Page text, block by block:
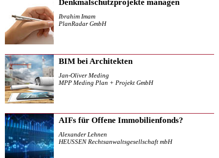
Denkmalschutzprojekte managen
Ibrahim Imam
PlanRadar GmbH
BIM bei Architekten
Jan-Oliver Meding
MPP Meding Plan + Projekt GmbH
AIFs für Offene Immobilienfonds?
Alexander Lehnen
HEUSSEN Rechtsanwaltsgesellschaft mbH